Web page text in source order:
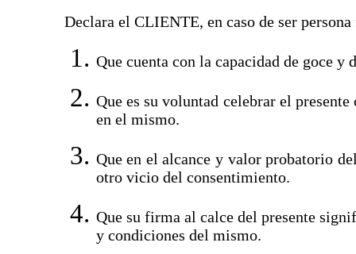
Declara el CLIENTE, en caso de ser
Que cuenta con la capacidad de goce
Que es su voluntad celebrar el
en el mismo.
Que en el alcance y valor probatorio
otro vicio del consentimiento.
Que su firma al calce del presente
y condiciones del mismo.